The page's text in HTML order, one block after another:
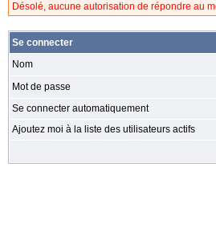
Désolé, aucune autorisation de répondre au
Se connecter
Nom
Mot de passe
Se connecter automatiquement
Ajoutez moi à la liste des utilisateurs actifs